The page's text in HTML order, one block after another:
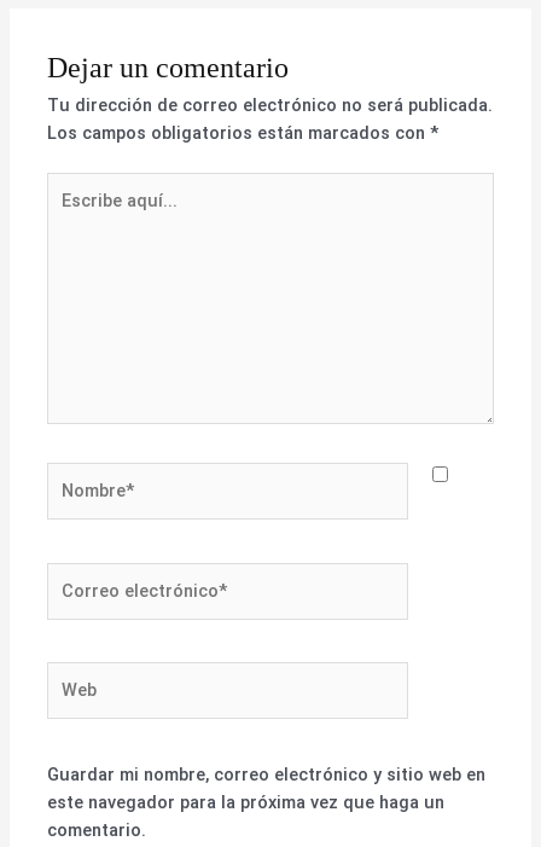
Dejar un comentario
Tu dirección de correo electrónico no será publicada.
Los campos obligatorios están marcados con*
aquí...
electrónico*
Guardar mi nombre, correo electrónico y sitio web en
este navegador para la próxima vez que haga un
comentario.